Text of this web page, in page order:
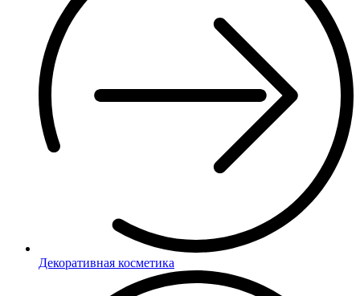
Декоративная косметика